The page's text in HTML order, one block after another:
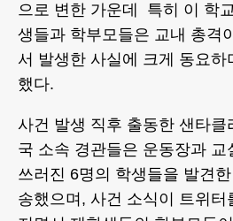
으로 변한 가운데 특히 이 학
생들과 학부모들은 교내 총격
서 발생한 사실에 크게 동요하
했다.
사건 발생 직후 출동한 샌타클
국 소속 경관들은 운동장과 교
쓰러진 6명의 학생들을 발견
송했으며, 사건 소식이 트위터